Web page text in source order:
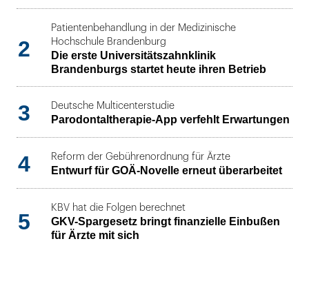
2
Patientenbehandlung in der Medizinische
Hochschule Brandenburg
Die erste Universitätszahnklinik
Brandenburgs startet heute ihren Betrieb
3 Deutsche Multicenterstudie
Parodontaltherapie-App verfehlt Erwartungen
4 Reform der Gebührenordnung für Ärzte
Entwurf für GOÄ-Novelle erneut überarbeitet
5
KBV hat die Folgen berechnet
GKV-Spargesetz bringt finanzielle Einbußen
für Ärzte mit sich